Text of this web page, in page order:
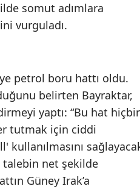
somut adımlara
vurguladı.
petrol boru hattı oldu.
belirten Bayraktar,
yaptı: “Bu hat hiçbir
tutmak için ciddi
kullanılmasını
talebin net şekilde
Güney Irak’a